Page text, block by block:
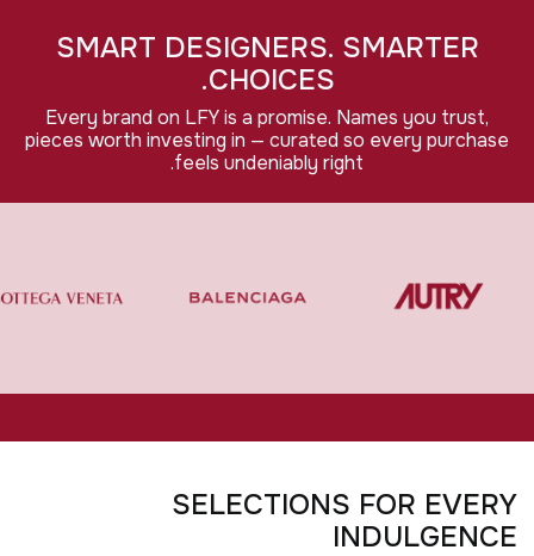
SMART DESIGNERS. SMARTER
CHOICES.
Every brand on LFY is a promise. Names you trust,
pieces worth investing in — curated so every purchase
feels undeniably right.
SELECTIONS FOR EVERY
INDULGENCE
UNDER QAR 1,200
UNDER QAR 2,400
UNDER QAR 3,200
UNDER QAR 4,000